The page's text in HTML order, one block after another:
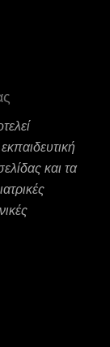
και τα